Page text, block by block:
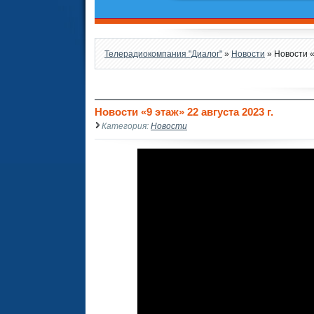
Телерадиокомпания "Диалог" » Новости » Новости
Новости «9 этаж» 22 августа 2023 г.
Категория: Новости